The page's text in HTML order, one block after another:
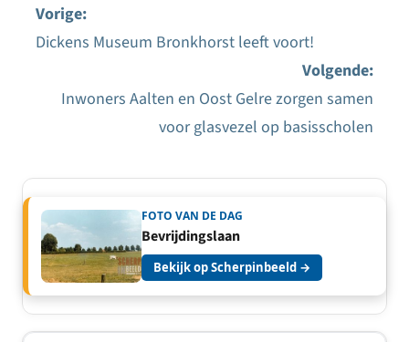
navigatie
Vorige:
Dickens Museum Bronkhorst leeft voort!
Volgende:
Inwoners Aalten en Oost Gelre zorgen samen
voor glasvezel op basisscholen
FOTO VAN DE DAG
Bevrijdingslaan
Bekijk op Scherpinbeeld →